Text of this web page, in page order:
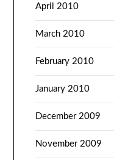
April 2010
March 2010
February 2010
January 2010
December 2009
November 2009